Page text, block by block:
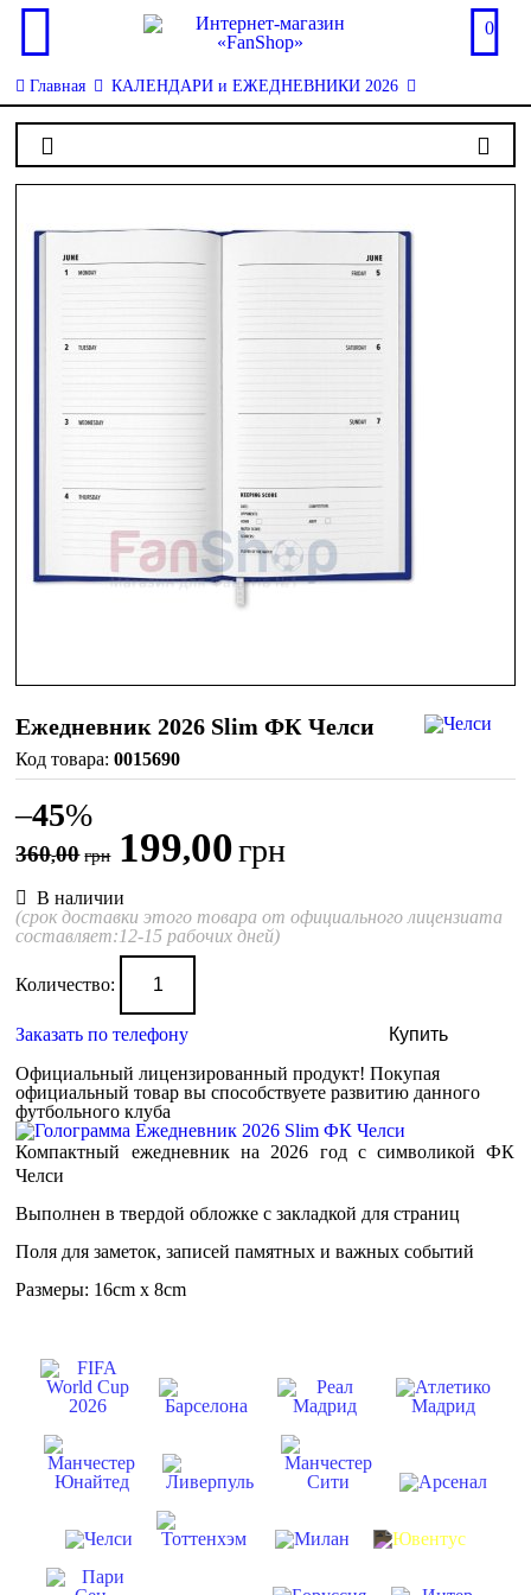
0
Главная КАЛЕНДАРИ и ЕЖЕДНЕВНИКИ 2026
Ежедневник 2026 Slim ФК Челси
0015690
–45%
360,00 грн 199,00грн
В наличии
(срок доставки этого товара от официального лицензиата
составляет:12-15 рабочих дней)
Количество:
Заказать по телефону
Купить
Официальный лицензированный продукт!Покупая
официальный товар вы способствуете развитию данного
футбольного клуба
Компактный ежедневник на 2026 год с символикой ФК
Челси
Выполнен в твердой обложке с закладкой для страниц
Поля для заметок, записей памятных и важных событий
Размеры: 16cm x 8cm